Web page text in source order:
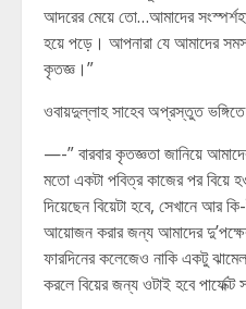
আদরের মেয়ে তো…আমাদের
হয়ে পড়ে। আপনারা যে আমাদের
কৃতজ্ঞ।”
ওবায়দুল্লাহ সাহেব অপ্রস্তুত
—-” বারবার কৃতজ্ঞতা জানিয়ে
মতো একটা পবিত্র কাজের পর বিয়ে
দিয়েছেন বিয়েটা হবে, সেখানে আর
আয়োজন করার জন্য আমাদের
ফারদিনের কলেজেও নাকি একটু
করলে বিয়ের জন্য ওটাই হবে